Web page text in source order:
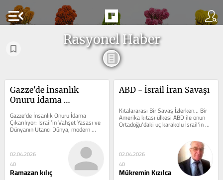
menu_open
Rasyonel Haber
Gazze'de İnsanlık
Onuru İdama
Çıkarılıyor
Gazze’de İnsanlık Onuru İdama
Çıkarılıyor: İsrail’in Vahşet Yasası ve
Dünyanın Utancı Dünya, modern
hukuk sistemlerinden, insan...
02.04.2026
40
Ramazan kılıç
ABD - İsrail İran Savaşı
Kıtalararası Bir Savaş İzlerken… Bir
Amerika kıtası ülkesi ABD ile onun
Ortadoğu'daki uç karakolu İsrail'in
beraber olarak...
02.04.2026
40
Mükremin Kızılca